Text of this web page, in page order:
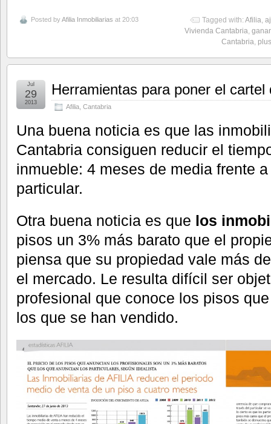
Posted byAfilia Inmobiliarias at 20:03 Tagged with: Afilia,
Vivienda Cantabria,
Cantabria,
Herramientas para poner el
Afilia Cantabria
Jul
29
2013
Una buena noticia es que las
Cantabria consiguen reducir el
inmueble: 4 meses de media frente
particular.
Otra buena noticia es que los
pisos un 3% más barato que el
piensa que su propiedad vale más
el mercado. Le resulta difícil ser
profesional que conoce los pisos
los que se han vendido.